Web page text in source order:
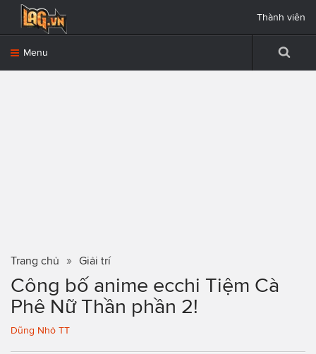
Menu
Thành viên
Trang chủ Giải trí
Công bố anime ecchi Tiệm Cà
Phê Nữ Thần phần 2!
Dũng Nhỏ TT